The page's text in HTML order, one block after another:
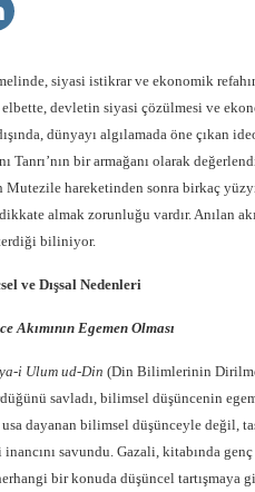
siyasi istikrar ve ekonomik
devletin siyasi çözülmesi ve
dünyayı algılamada öne çıkan
Tanrı’nın bir armağanı olarak
Mutezile hareketinden sonra birkaç
almak zorunluğu vardır. Anılan
biliniyor.
ve Dışsal Nedenleri
Akımının Egemen Olması
i Ulum ud-Din (Din Bilimlerinin
savladı, bilimsel düşüncenin
dayanan bilimsel düşünceyle değil,
savundu. Gazali, kitabında
bir konuda düşüncel tartışmaya